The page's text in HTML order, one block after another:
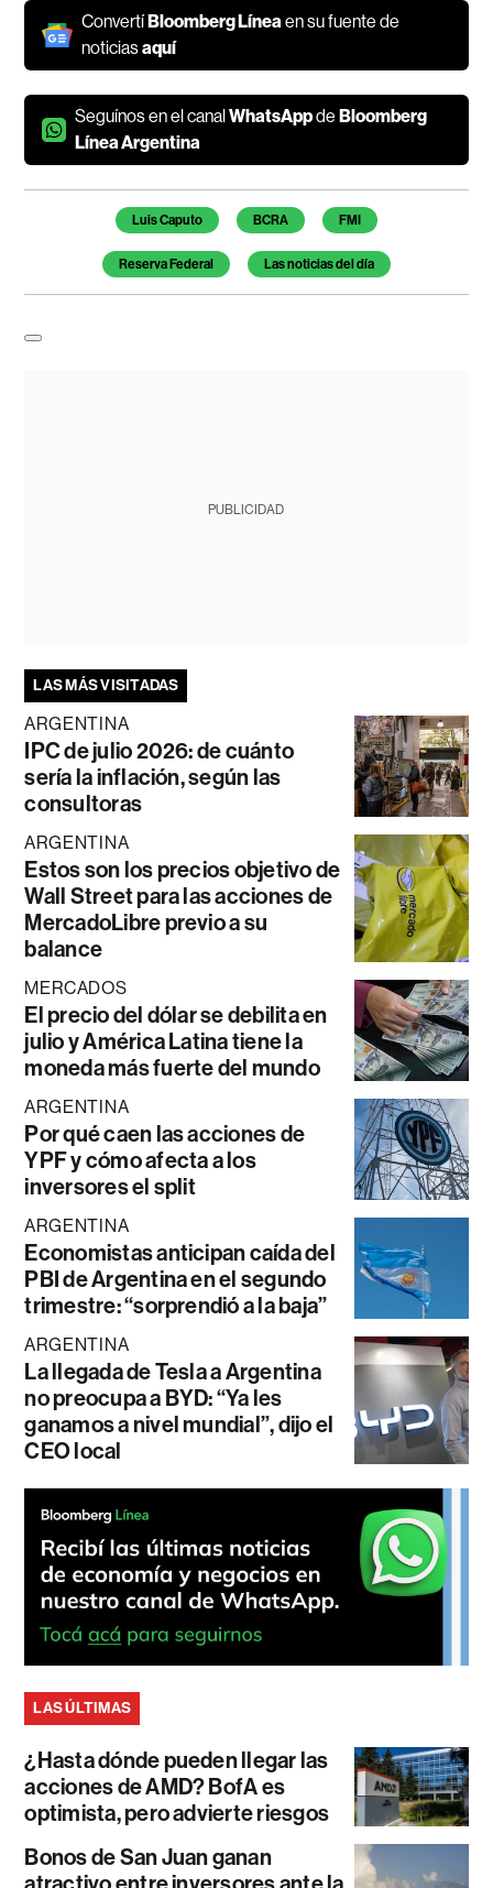
ConvertíBloomberg Líneaen su fuente de
noticiasaquí
Seguínos en el canalWhatsAppdeBloomberg
Línea Argentina
Temas de este artículo
Luis Caputo BCRA FMI
Reserva Federal Las noticias del día
PUBLICIDAD
LAS MÁS VISITADAS
ARGENTINA
IPC de julio 2026: de cuánto
sería la inflación, según las
consultoras
ARGENTINA
Estos son los precios objetivo de
Wall Street para las acciones de
MercadoLibre previo a su
balance
MERCADOS
El precio del dólar se debilita en
julio y América Latina tiene la
moneda más fuerte del mundo
ARGENTINA
Por qué caen las acciones de
YPF y cómo afecta a los
inversores el split
ARGENTINA
Economistas anticipan caída del
PBI de Argentina en el segundo
trimestre: “sorprendió a la baja”
ARGENTINA
La llegada de Tesla a Argentina
no preocupa a BYD: “Ya les
ganamos a nivel mundial”, dijo el
CEO local
LAS ÚLTIMAS
¿Hasta dónde pueden llegar las
acciones de AMD? BofA es
optimista, pero advierte riesgos
Bonos de San Juan ganan